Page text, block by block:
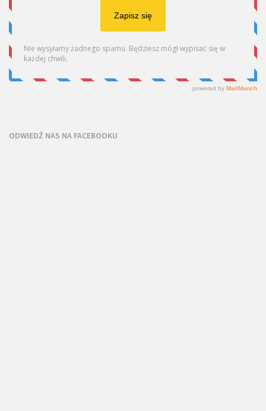
ODWIEDŹ NAS NA FACEBOOKU